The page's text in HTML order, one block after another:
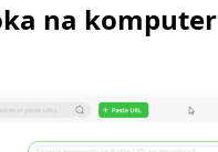
na komputer